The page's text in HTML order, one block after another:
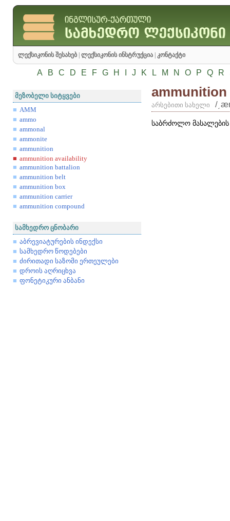
ლექსიკონის შესახებ ლექსიკონის ინსტრუქცია კონტაქტი
A B C D E F G H J K L M N O P Q R
მეზობელი სიტყვები
AMM
ammo
ammonal
ammonite
ammunition
ammunition availability
ammunition battalion
ammunition belt
ammunition box
ammunition carrier
ammunition compound
სამხედრო ცნობარი
აბრევიატურების ინდექსი
სამხედრო წოდებები
ძირითადი საზომი ერთეულები
დროის აღრიცხვა
ფონეტიკური ანბანი
არსებითი სახელი /
საბრძოლო